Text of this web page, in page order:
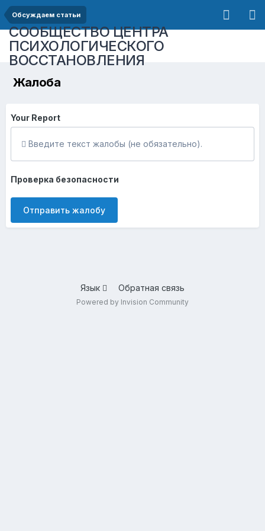
Обсуждаем статьи
СООБЩЕСТВО ЦЕНТРА
ПСИХОЛОГИЧЕСКОГО
ВОССТАНОВЛЕНИЯ
Жалоба
Your Report
Введите текст жалобы (не обязательно).
Проверка безопасности
Отправить жалобу
Язык Обратная связь
Powered by Invision Community